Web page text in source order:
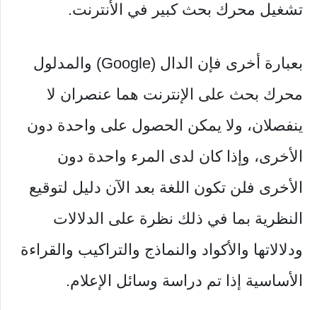
تشغيل محرك بحث كبير في الأنترنت.
بعبارة أخرى فإن الدال (Google) والمدلول
محرك بحث على الإنترنت هما عنصران لا
ينفصلان، ولا يمكن الحصول على واحدة دون
الأخرى، وإذا كان لدى المرء واحدة دون
الأخرى فلن تكون اللغة بعد الآن دليل لتوقيع
النظرية بما في ذلك نظرة على الدلالات
ودلالاتها والأكواد والنماذج والتراكيب والقراءة
الأساسية إذا تم دراسة وسائل الإعلام.